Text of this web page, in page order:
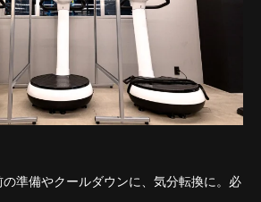
準備やクールダウンに、気分転換に。必